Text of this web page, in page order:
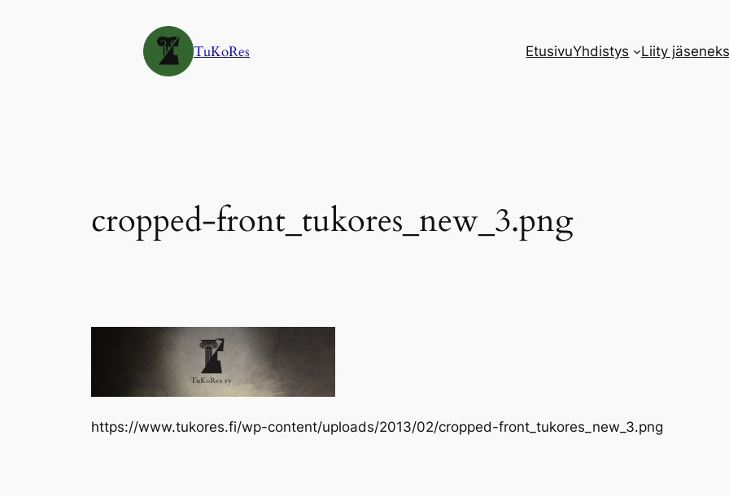
TuKoRes EtusivuYhdistys Liity
cropped-front_tukores_new_3.png
https://www.tukores.fi/wp-content/uploads/2013/02/cropped-front_tukores_new_3.png